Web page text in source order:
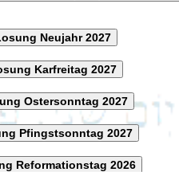
Neujahr 2027
Karfreitag 2027
Ostersonntag 2027
Pfingstsonntag 2027
Reformationstag 2026